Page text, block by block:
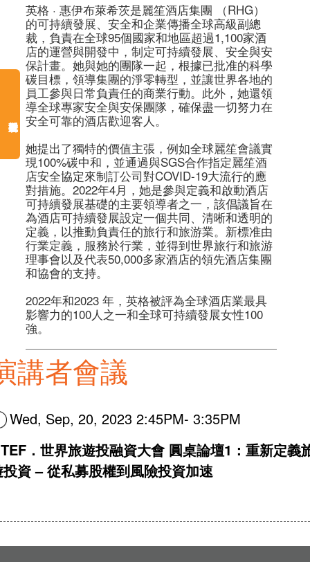
英格 · 惠伊布萊希茨是麗笙酒店集團 （RHG）
的可持續發展、安全和企業傳播全球高級副總
裁，負責在全球95個國家和地區超過1,100家酒
店的運營與開發中，制定可持續發展、安全與安
保計畫。她與她的團隊一起，根據已批准的科學
碳目標，領導集團的淨零轉型，並讓世界各地的
員工參與日常負責任的商業行動。此外，她還領
導全球專家安全與安保團隊，確保盡一切努力在
安全可靠的酒店歡迎客人。
她提出了獨特的價值主張，例如全球麗笙會議實
現100%碳中和，並通過與SGS合作指定麗笙酒
店安全協定來制訂公司對COVID-19大流行的應
對措施。2022年4月，她是參與定義和啟動酒店
可持續發展基礎的主要領導者之一，該倡議旨在
為酒店可持續發展設定一個共同、清晰和透明的
定義，以推動負責任的旅行和旅游業。新標准由
行業定義，服務於行業，並得到世界旅行和旅游
理事會以及代表50,000多家酒店的領先酒店集團
和協會的支持。
2022年和2023 年，英格被評為全球酒店業最具
影響力的100人之一和全球可持續發展女性100
強。
講者會議
Wed, Sep, 20, 2023 2:45PM- 3:35PM
．世界旅遊投融資大會 圓桌論壇1：重新定義
資 – 從私募股權到風險投資加速